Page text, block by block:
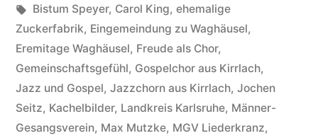
nicht
kombinieren.
Der
Chor
aus
von
unter
Schlagwörter:
Bistum Speyer, Carol King, ehemalige
Zuckerfabrik, Eingemeindung zu Waghäusel,
Eremitage Waghäusel, Freude als Chor,
Gemeinschaftsgefühl, Gospelchor aus Kirrlach,
Jazz und Gospel, Jazzchorn aus Kirrlach, Jochen
Seitz, Kachelbilder, Landkreis Karlsruhe, Männer-
Gesangsverein, Max Mutzke, MGV Liederkranz,